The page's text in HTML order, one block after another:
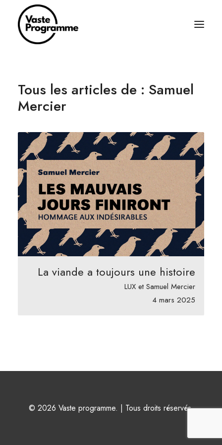
ÉCRITURES
BALADOS
ABONNEZ-VOUS
RÈGLES SIMPLES
CONTACT
Tous les articles de : Samuel
Mercier
La viande a toujours une histoire
LUX et Samuel Mercier
4 mars 2025
© 2026 Vaste programme. | Tous droits réservés.